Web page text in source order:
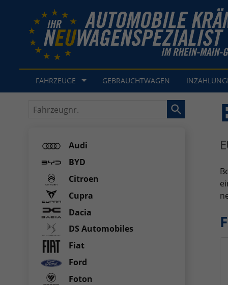
FAHRZEUGE GEBRAUCHTWAGEN
Fahrzeugnr.
Audi
BYD
Citroen
Cupra
Dacia
DS Automobiles
Fiat
Ford
Foton